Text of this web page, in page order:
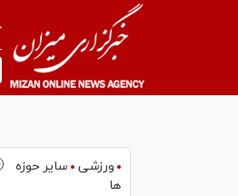
ورزشی
سایر حوزه
ها